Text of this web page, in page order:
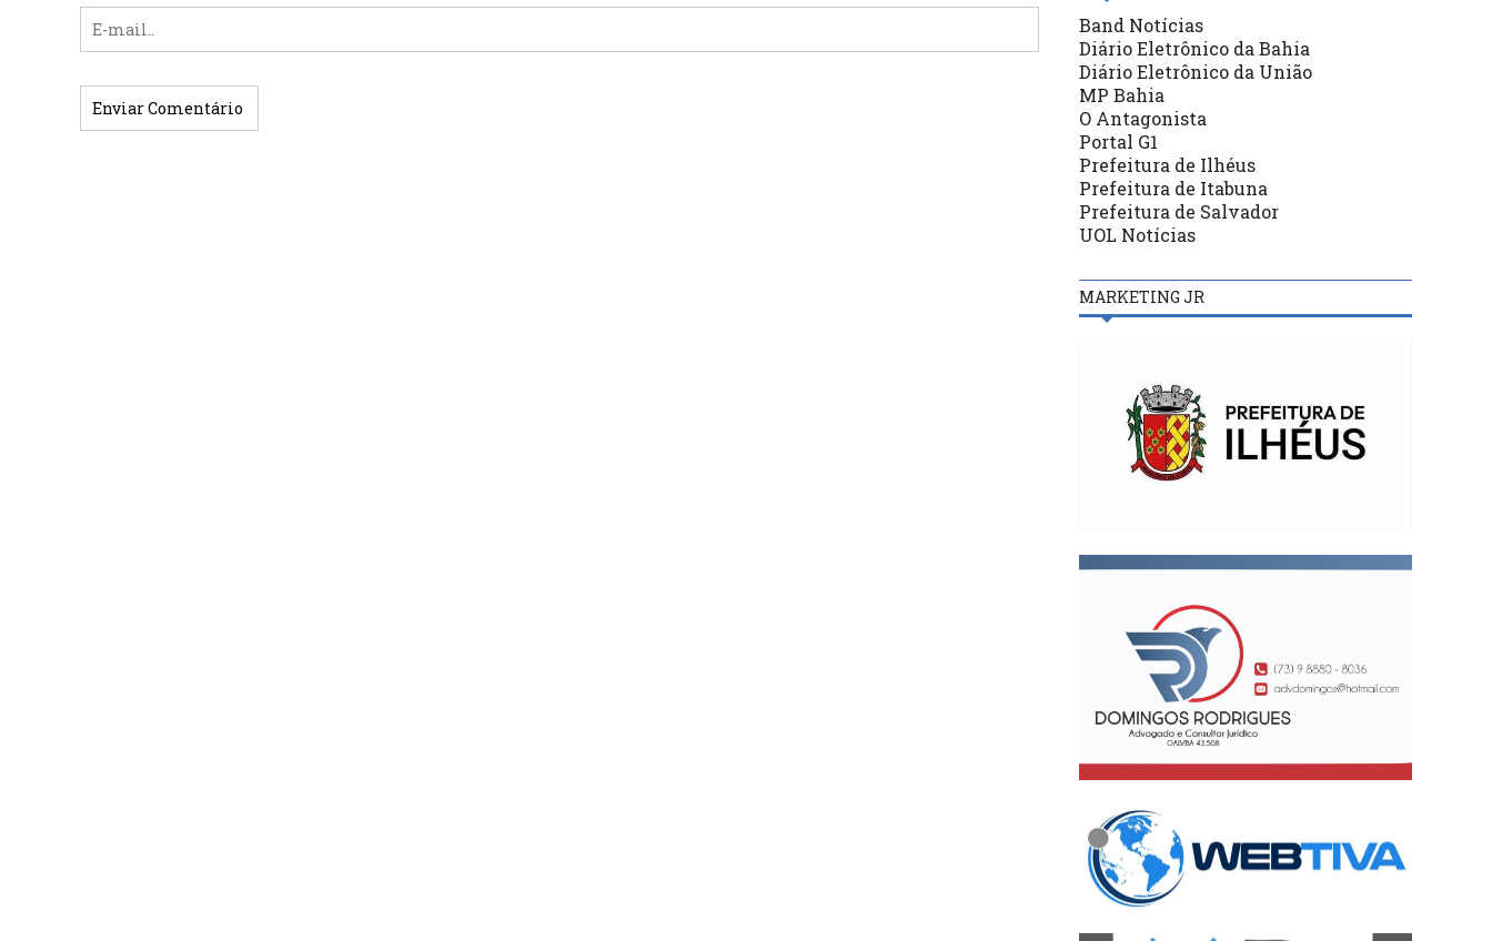
Band Notícias
Diário Eletrônico da Bahia
Diário Eletrônico da União
MP Bahia
O Antagonista
Portal G1
Prefeitura de Ilhéus
Prefeitura de Itabuna
Prefeitura de Salvador
UOL Notícias
MARKETING JR